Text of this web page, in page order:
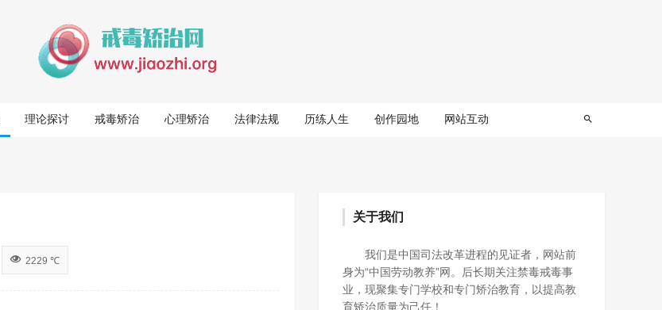
理论探讨 戒毒矫治 心理矫治 法律法规 历练人生 创作园地 网站互动
2229 ℃
关于我们
我们是中国司法改革进程的见证者，网站前
身为“中国劳动教养”网。后长期关注禁毒戒毒事
业，现聚集专门学校和专门矫治教育，以提高教
育矫治质量为己任！